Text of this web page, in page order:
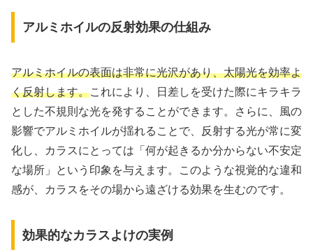
アルミホイルの反射効果の仕組み
アルミホイルの表面は非常に光沢があり、太陽光を効率よ
く反射します。これにより、日差しを受けた際にキラキラ
とした不規則な光を発することができます。さらに、風の
影響でアルミホイルが揺れることで、反射する光が常に変
化し、カラスにとっては「何が起きるか分からない不安定
な場所」という印象を与えます。このような視覚的な違和
感が、カラスをその場から遠ざける効果を生むのです。
効果的なカラスよけの実例